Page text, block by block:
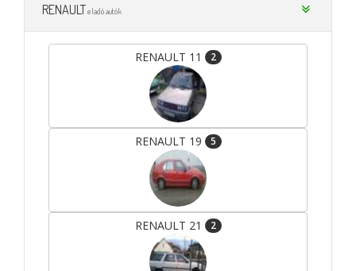
RENAULTeladó autók
RENAULT 11 2
RENAULT 19 5
RENAULT 21 2